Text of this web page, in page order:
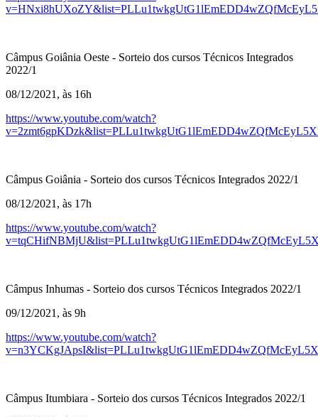
Câmpus Goiânia Oeste - Sorteio dos cursos Técnicos Integrados
2022/1
08/12/2021, às 16h
https://www.youtube.com/watch?
Câmpus Goiânia - Sorteio dos cursos Técnicos Integrados 2022/1
08/12/2021, às 17h
https://www.youtube.com/watch?
Câmpus Inhumas - Sorteio dos cursos Técnicos Integrados 2022/1
09/12/2021, às 9h
https://www.youtube.com/watch?
Câmpus Itumbiara - Sorteio dos cursos Técnicos Integrados 2022/1